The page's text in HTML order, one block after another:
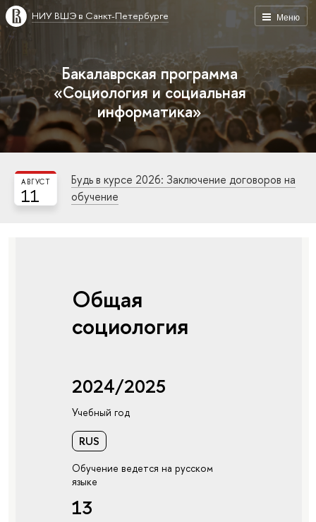
Меню
НИУ ВШЭ в Санкт-Петербурге
Бакалаврская программа
«Социология и социальная
информатика»
11
АВГУСТ
Будь в курсе 2026: Заключение договоров на
обучение
Общая
социология
2024/2025
Учебный год
RUS
Обучение ведется на русском
языке
13